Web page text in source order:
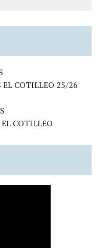
EL COTILLEO 25/26
COTILLEO